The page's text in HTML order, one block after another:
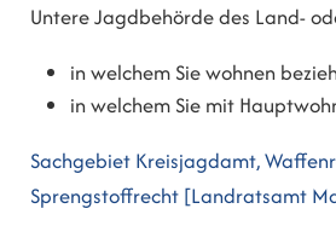
Untere Jagdbehörde des Land-
in welchem Sie wohnen
in welchem Sie mit
Sachgebiet Kreisjagdamt,
Sprengstoffrecht [Landratsamt